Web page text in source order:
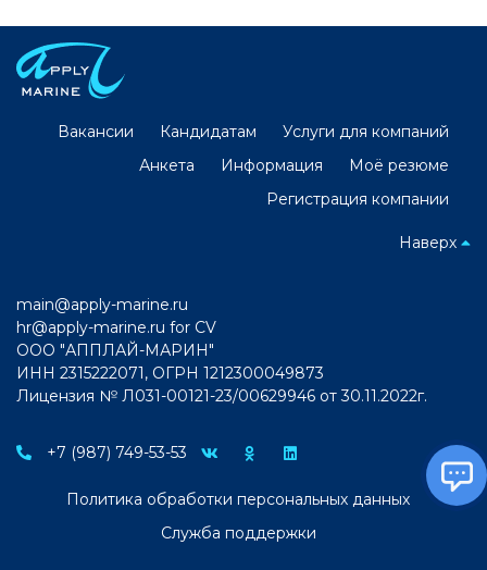
Вакансии Кандидатам
Услуги для компаний
Анкета
Информация
Моё резюме
Регистрация компании
Наверх
main@apply-marine.ru
hr@apply-marine.ru for CV
ООО "АППЛАЙ-МАРИН"
ИНН 2315222071, ОГРН 1212300049873
Лицензия № Л031-00121-23/00629946 от 30.11.2022г.
+7 (987) 749-53-53
Политика обработки персональных данных
Служба поддержки